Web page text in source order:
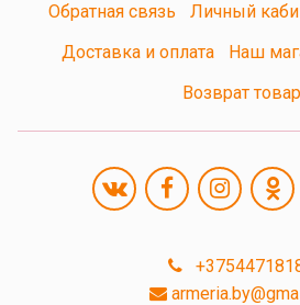
Обратная связь Личный
Доставка и оплата
Наш
Возврат